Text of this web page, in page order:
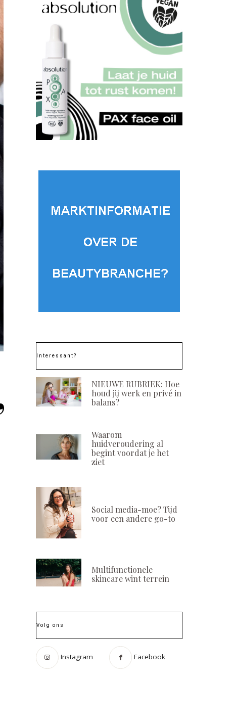
Interessant?
NIEUWE RUBRIEK: Hoe
houd jij werk en privé in
balans?
Waarom
huidveroudering al
begint voordat je het
ziet
Social media-moe? Tijd
voor een andere go-to
Multifunctionele
skincare wint terrein
Volg ons
Instagram Facebook